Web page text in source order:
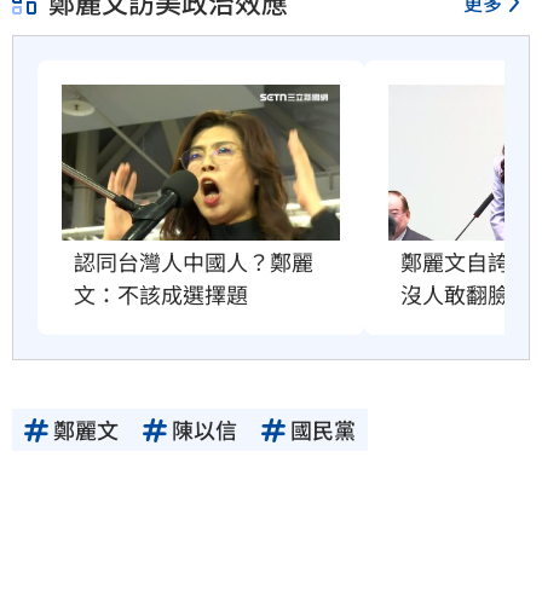
認同台灣人中國人？鄭麗
文：不該成選擇題
鄭麗文自誇很
沒人敢翻臉原
鄭麗文 陳以信 國民黨